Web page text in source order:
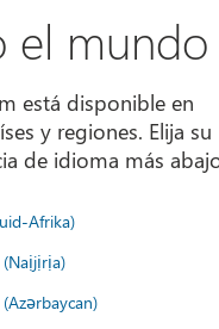
el mundo
está disponible en
y regiones. Elija su
de idioma más
Afrika)